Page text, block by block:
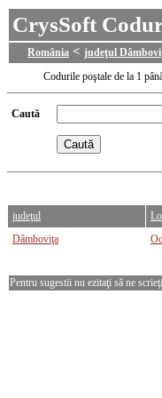
CrysSoft
România < judeţul
Codurile poştale de la 1
Caută
judeţul
Dâmboviţa
Pentru sugestii nu ezitaţi să ne